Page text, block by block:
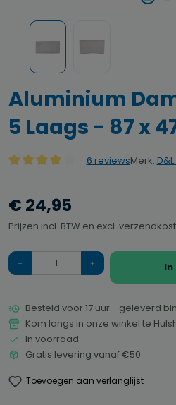
Aluminium
5 Laags - 87 x
6 reviewsMerk:
€ 24,95
Prijzen incl. BTW en excl.
Hoeveelheid
Besteld voor 17 uur - geleverd
Kom langs in onze winkel te
In voorraad
Gratis levering vanaf €50
Toevoegen aan verlanglijst